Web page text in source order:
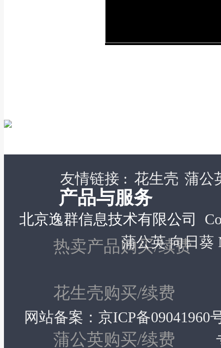
产品与服务
热卖产品购买/续费
花生壳购买/续费
蒲公英购买/续费
友情链接 : 花生壳 蒲公
北京逸群信息技术有限公司
蒲公英 向日葵
网站备案： 京ICP备09041960